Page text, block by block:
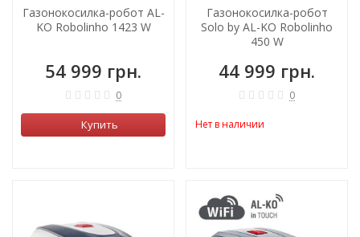
Газонокосилка-робот AL-
KO Robolinho 1423 W
54 999 грн.
0
Купить
Газонокосилка-робот
Solo by AL-KO Robolinho
450 W
44 999 грн.
0
Нет в наличии